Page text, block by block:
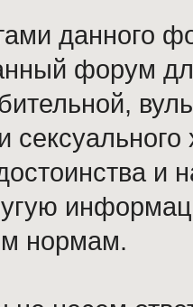
данного
форум
и
нормам.